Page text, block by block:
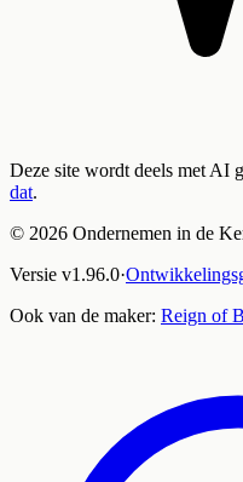
Deze site wordt deels met AI
dat.
© 2026 Ondernemen in de
Versie v1.96.0·
Ook van de maker: Reign of